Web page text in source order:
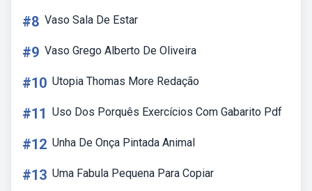
#8 Vaso Sala De Estar
#9 Vaso Grego Alberto De Oliveira
#10 Utopia Thomas More Redação
#11 Uso Dos Porquês Exercícios Com Gabarito Pdf
#12 Unha De Onça Pintada Animal
#13 Uma Fabula Pequena Para Copiar